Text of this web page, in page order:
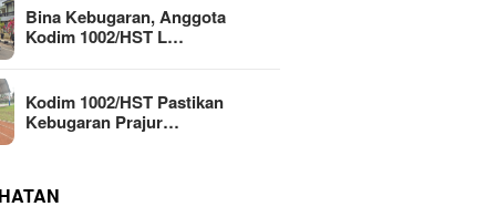
Bina Kebugaran, Anggota
Kodim 1002/HST L…
Kodim 1002/HST Pastikan
Kebugaran Prajur…